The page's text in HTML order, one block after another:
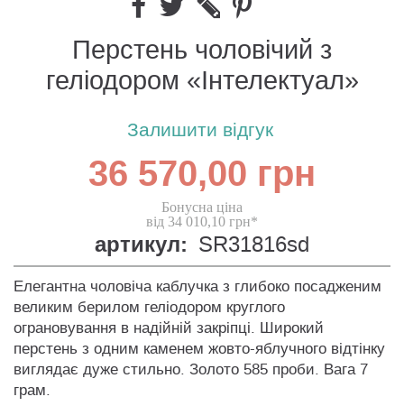
Перстень чоловічий з
геліодором «Інтелектуал»
Залишити відгук
36 570,00 грн
Бонусна ціна
від 34 010,10 грн*
артикул: SR31816sd
Елегантна чоловіча каблучка з глибоко посадженим
великим берилом геліодором круглого
ограновування в надійній закріпці. Широкий
перстень з одним каменем жовто-яблучного відтінку
виглядає дуже стильно. Золото 585 проби. Вага 7
грам.